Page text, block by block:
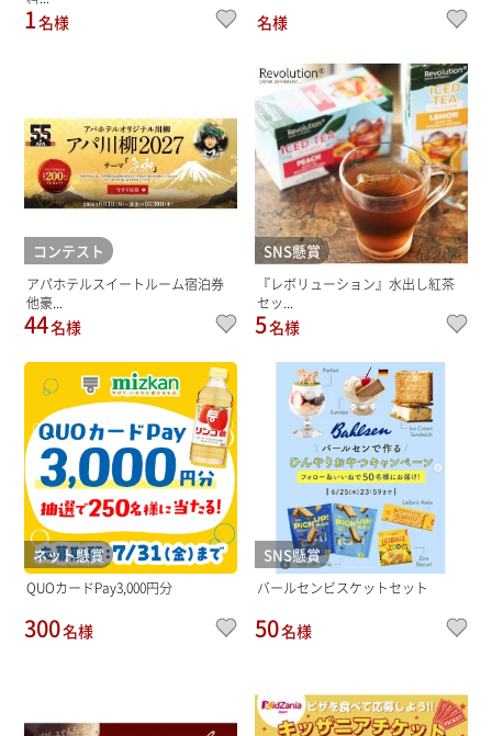
1名様 名様
コンテスト
アパホテルスイートルーム宿泊券
他豪...
44名様
SNS懸賞
『レボリューション』水出し紅茶
セッ...
5名様
ネット懸賞
QUOカードPay3,000円分
300名様
SNS懸賞
バールセンビスケットセット
50名様